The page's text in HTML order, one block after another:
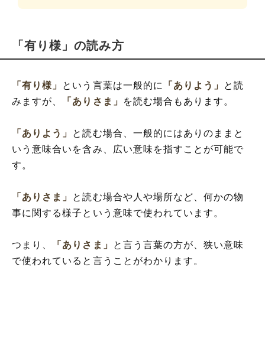
「有り様」の読み方
「有り様」 という言葉は一般的に 「ありよう」 と読
みますが、
「ありさま」 を読む場合もあります。
「ありよう」 と読む場合、一般的にはありのままと
いう意味合いを含み、広い意味を指すことが可能で
す。
「ありさま」 と読む場合や人や場所など、何かの物
事に関する様子という意味で使われています。
つまり、 「ありさま」
と言う言葉の方が、狭い意味
で使われていると言うことがわかります。